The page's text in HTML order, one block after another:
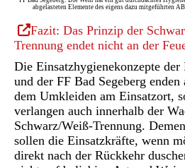
abgelasteten Elemente des eigens dazu mitgeführten
(Öffnet
in
einem
neuen
Tab)
Fazit: Das Prinzip der
Trennung endet nicht an der
Die Einsatzhygienekonzepte der
und der FF Bad Segeberg
dem Umkleiden am Einsatzort,
verlangen auch innerhalb der
Schwarz/Weiß-Trennung.
sollen die Einsatzkräfte, wenn
direkt nach der Rückkehr